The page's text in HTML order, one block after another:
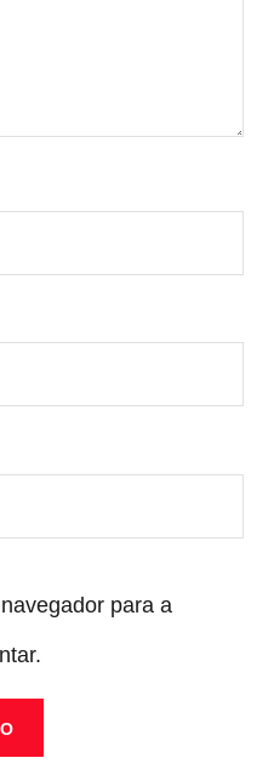
para a